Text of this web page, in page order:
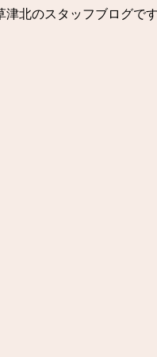
北のスタッフブログで